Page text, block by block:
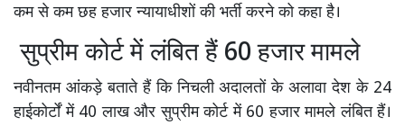
कम से कम छह हजार न्यायाधीशों की भर्ती करने को कहा है।
सुप्रीम कोर्ट में लंबित हैं 60 हजार मामले
नवीनतम आंकड़े बताते हैं कि निचली अदालतों के अलावा देश के 24
हाईकोर्टों में 40 लाख और सुप्रीम कोर्ट में 60 हजार मामले लंबित हैं।